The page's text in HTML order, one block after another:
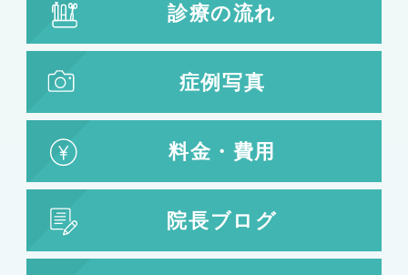
診療の流れ
症例写真
料金・費用
院長ブログ